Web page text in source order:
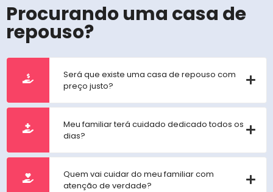
Procurando uma casa de
repouso?
Será que existe uma casa de repouso com
preço justo?
Meu familiar terá cuidado dedicado todos os
dias?
Quem vai cuidar do meu familiar com
atenção de verdade?